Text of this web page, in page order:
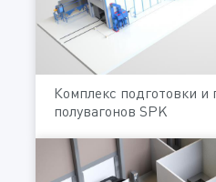
Комплекс подготовки и
полувагонов SPK